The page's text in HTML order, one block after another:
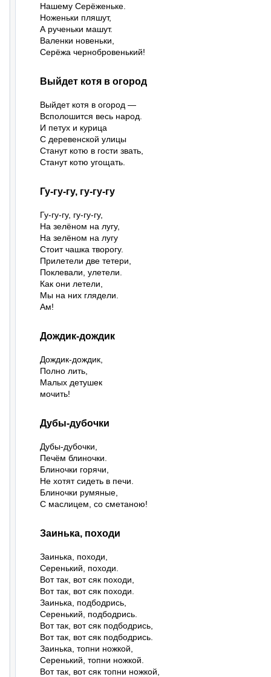
Нашему Серёженьке.
Ноженьки пляшут,
А рученьки машут.
Валенки новеньки,
Серёжа чернобровенький!
Выйдет котя в огород
Выйдет котя в огород —
Всполошится весь народ.
И петух и курица
С деревенской улицы
Станут котю в гости звать,
Станут котю угощать.
Гу-гу-гу, гу-гу-гу
Гу-гу-гу, гу-гу-гу,
На зелёном на лугу,
На зелёном на лугу
Стоит чашка творогу.
Прилетели две тетери,
Поклевали, улетели.
Как они летели,
Мы на них глядели.
Ам!
Дождик-дождик
Дождик-дождик,
Полно лить,
Малых детушек
мочить!
Дубы-дубочки
Дубы-дубочки,
Печём блиночки.
Блиночки горячи,
Не хотят сидеть в печи.
Блиночки румяные,
С маслицем, со сметаною!
Заинька, походи
Заинька, походи,
Серенький, походи.
Вот так, вот сяк походи,
Вот так, вот сяк походи.
Заинька, подбодрись,
Серенький, подбодрись.
Вот так, вот сяк подбодрись,
Вот так, вот сяк подбодрись.
Заинька, топни ножкой,
Серенький, топни ножкой.
Вот так, вот сяк топни ножкой,